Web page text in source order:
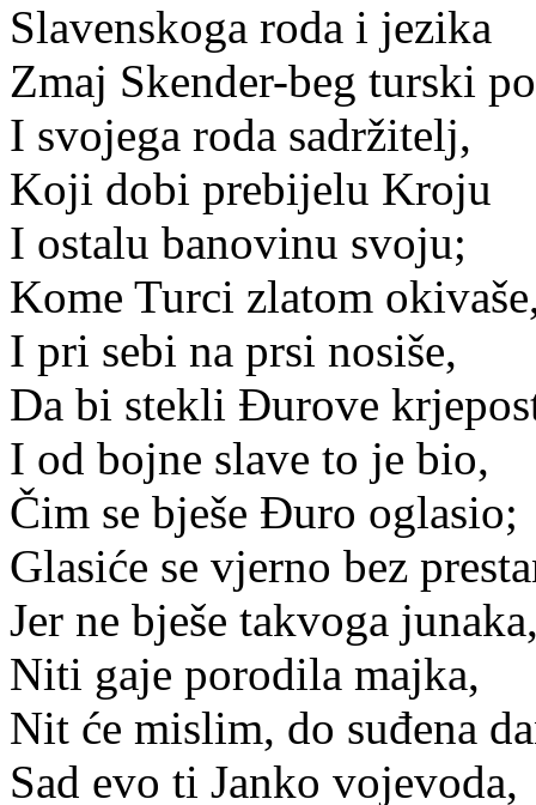
Slavenskoga roda i jezika
Zmaj Skender-beg turski
I svojega roda sadržitelj,
Koji dobi prebijelu Kroju
I ostalu banovinu svoju;
Kome Turci zlatom
I pri sebi na prsi nosiše,
Da bi stekli Đurove
I od bojne slave to je bio,
Čim se bješe Đuro oglasio;
Glasiće se vjerno bez
Jer ne bješe takvoga
Niti gaje porodila majka,
Nit će mislim, do suđena
Sad evo ti Janko vojevoda,